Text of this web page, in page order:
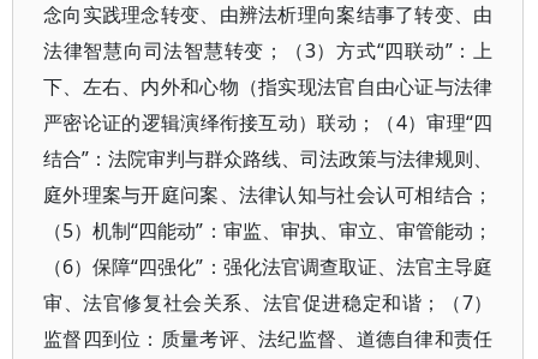
念向实践理念转变、由辨法析理向案结事了转变、由
法律智慧向司法智慧转变；（3）方式“四联动”：上
下、左右、内外和心物（指实现法官自由心证与法律
严密论证的逻辑演绎衔接互动）联动；（4）审理“四
结合”：法院审判与群众路线、司法政策与法律规则、
庭外理案与开庭问案、法律认知与社会认可相结合；
（5）机制“四能动”：审监、审执、审立、审管能动；
（6）保障“四强化”：强化法官调查取证、法官主导庭
审、法官修复社会关系、法官促进稳定和谐；（7）
监督四到位：质量考评、法纪监督、道德自律和责任